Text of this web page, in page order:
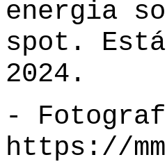
energia
spot.
2024.
-
https://